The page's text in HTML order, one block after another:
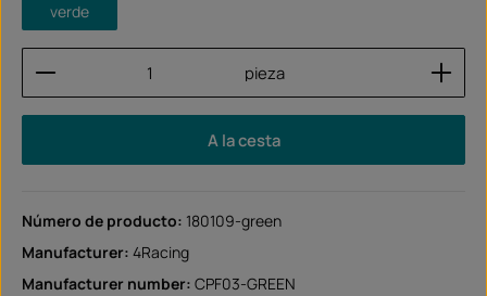
verde
Cantidad del producto: introduce la cantidad
pieza
A la cesta
Número de producto: 180109-green
Manufacturer: 4Racing
Manufacturer number: CPF03-GREEN